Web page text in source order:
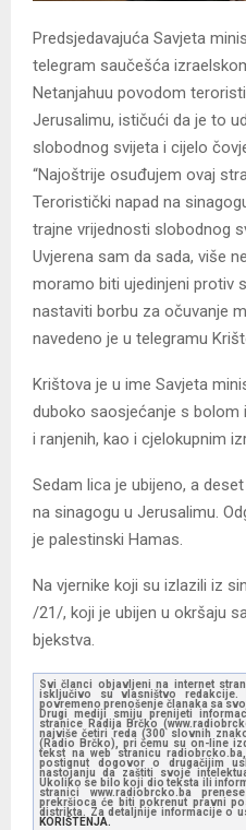
Predsjedavajuća Savjeta
telegram saučešća
Netanjahuu povodom
Jerusalimu, ističući da je to
slobodnog svijeta i cijelo
“Najoštrije osuđujem ovaj
Teroristički napad na
trajne vrijednosti slobodnog
Uvjerena sam da sada, više
moramo biti ujedinjeni protiv
nastaviti borbu za očuvanje
navedeno je u telegramu
Krištova je u ime Savjeta
duboko saosjećanje s bolom
i ranjenih, kao i cjelokupnim
Sedam lica je ubijeno, a
na sinagogu u Jerusalimu.
je palestinski Hamas.
Na vjernike koji su izlazili iz
/21/, koji je ubijen u okršaju
bjekstva.
Svi članci objavljeni na internet
isključivo su vlasništvo redakcije.
povremeno prenošenje članaka sa
Drugi mediji smiju prenijeti
stranice Radija Brčko
najviše četiri reda (300 slovnih
(Radio Brčko), pri čemu su on-line
tekst na web stranicu
postignut dogovor o drugačijim
nastojanju da zaštiti svoje
Ukoliko se bilo koji dio teksta ili
stranici www.radiobrcko.ba
prekršioca će biti pokrenut pravni
distrikta. Za detaljnije informacije o
KORIŠTENJA.